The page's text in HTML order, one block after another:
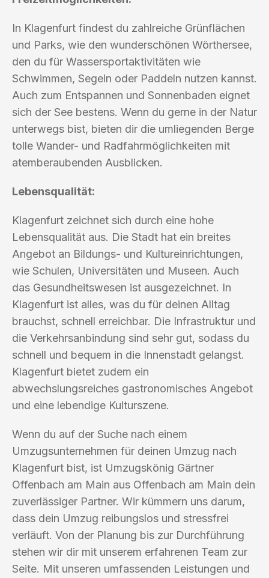
In Klagenfurt findest du zahlreiche Grünflächen
und Parks, wie den wunderschönen Wörthersee,
den du für Wassersportaktivitäten wie
Schwimmen, Segeln oder Paddeln nutzen kannst.
Auch zum Entspannen und Sonnenbaden eignet
sich der See bestens. Wenn du gerne in der Natur
unterwegs bist, bieten dir die umliegenden Berge
tolle Wander- und Radfahrmöglichkeiten mit
atemberaubenden Ausblicken.
Lebensqualität:
Klagenfurt zeichnet sich durch eine hohe
Lebensqualität aus. Die Stadt hat ein breites
Angebot an Bildungs- und Kultureinrichtungen,
wie Schulen, Universitäten und Museen. Auch
das Gesundheitswesen ist ausgezeichnet. In
Klagenfurt ist alles, was du für deinen Alltag
brauchst, schnell erreichbar. Die Infrastruktur und
die Verkehrsanbindung sind sehr gut, sodass du
schnell und bequem in die Innenstadt gelangst.
Klagenfurt bietet zudem ein
abwechslungsreiches gastronomisches Angebot
und eine lebendige Kulturszene.
Wenn du auf der Suche nach einem
Umzugsunternehmen für deinen Umzug nach
Klagenfurt bist, ist Umzugskönig Gärtner
Offenbach am Main aus Offenbach am Main dein
zuverlässiger Partner. Wir kümmern uns darum,
dass dein Umzug reibungslos und stressfrei
verläuft. Von der Planung bis zur Durchführung
stehen wir dir mit unserem erfahrenen Team zur
Seite. Mit unseren umfassenden Leistungen und